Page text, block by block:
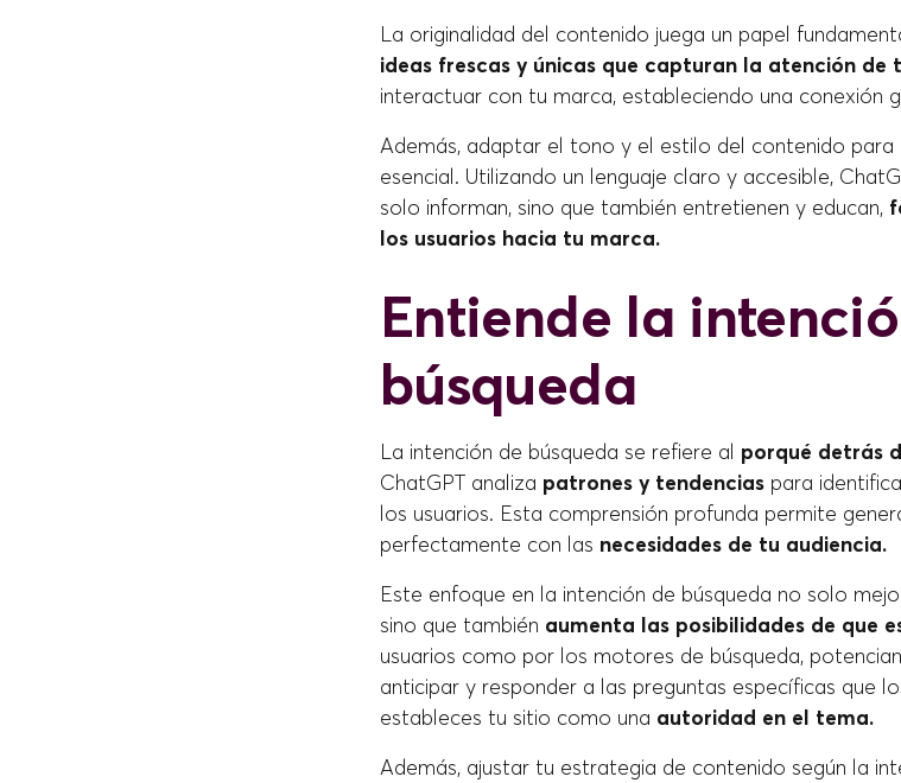
La originalidad del contenido juega un papel
ideas frescas y únicas que capturan la atención de
interactuar con tu marca, estableciendo una conexión
Además, adaptar el tono y el estilo del contenido para
esencial. Utilizando un lenguaje claro y accesible,
solo informan, sino que también entretienen y educan,
los usuarios hacia tu marca.
Entiende la
búsqueda
La intención de búsqueda se refiere al porqué detrás
ChatGPT analiza patrones y tendencias para
los usuarios. Esta comprensión profunda permite
perfectamente con las necesidades de tu audiencia.
Este enfoque en la intención de búsqueda no solo
sino que también aumenta las posibilidades de que
usuarios como por los motores de búsqueda,
anticipar y responder a las preguntas específicas que
estableces tu sitio como una autoridad en el tema.
Además, ajustar tu estrategia de contenido según la